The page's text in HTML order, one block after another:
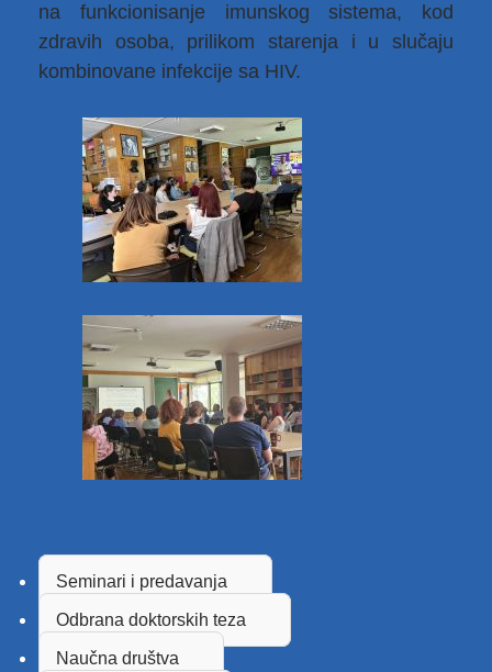
na funkcionisanje imunskog sistema, kod
zdravih osoba, prilikom starenja i u slučaju
kombinovane infekcije sa HIV.
Seminari i predavanja
Odbrana doktorskih teza
Naučna društva